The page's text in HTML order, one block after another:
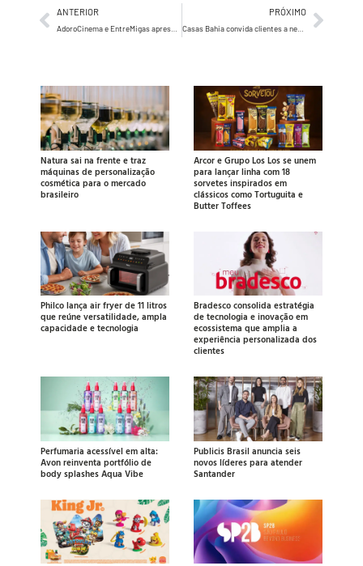
ANTERIOR PRÓXIMO
Casas Bahia convida clientes a negociar condições de compra em sua campanha de aniversário
Natura sai na frente e traz
máquinas de personalização
cosmética para o mercado
brasileiro
Arcor e Grupo Los Los se unem
para lançar linha com 18
sorvetes inspirados em
clássicos como Tortuguita e
Butter Toffees
Philco lança air fryer de 11 litros
que reúne versatilidade, ampla
capacidade e tecnologia
Bradesco consolida estratégia
de tecnologia e inovação em
ecossistema que amplia a
experiência personalizada dos
clientes
Perfumaria acessível em alta:
Avon reinventa portfólio de
body splashes Aqua Vibe
Publicis Brasil anuncia seis
novos líderes para atender
Santander